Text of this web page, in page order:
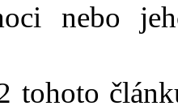
nebo
tohoto